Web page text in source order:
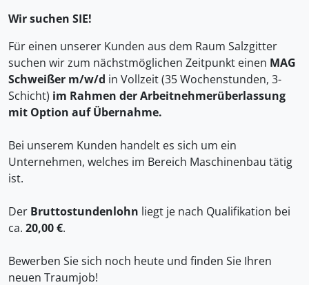
Wir suchen SIE!
Für einen unserer Kunden aus dem Raum Salzgitter
suchen wir zum nächstmöglichen Zeitpunkt einen MAG
Schweißer m/w/d in Vollzeit (35 Wochenstunden, 3-
Schicht) im Rahmen der Arbeitnehmerüberlassung
mit Option auf Übernahme.
Bei unserem Kunden handelt es sich um ein
Unternehmen, welches im Bereich Maschinenbau tätig
ist.
Der Bruttostundenlohn liegt je nach Qualifikation bei
ca. 20,00 €.
Bewerben Sie sich noch heute und finden Sie Ihren
neuen Traumjob!